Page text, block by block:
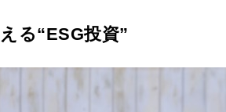
る“ESG投資”